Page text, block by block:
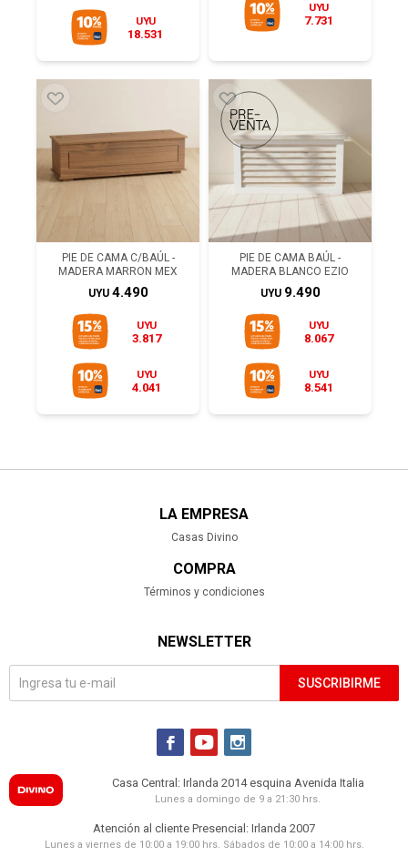
UYU
18.531
UYU
7.731
PIE DE CAMA C/BAÚL -
MADERA MARRON MEX
UYU 4.490
UYU
3.817
UYU
4.041
PIE DE CAMA BAÚL -
MADERA BLANCO EZIO
UYU 9.490
UYU
8.067
UYU
8.541
LA EMPRESA
Casas Divino
COMPRA
Términos y condiciones
NEWSLETTER
SUSCRIBIRME
  
Casa Central: Irlanda 2014 esquina Avenida Italia
Lunes a domingo de 9 a 21:30 hrs.
Atención al cliente Presencial: Irlanda 2007
Lunes a viernes de 10:00 a 19:00 hrs. Sábados de 10:00 a 14:00 hrs.